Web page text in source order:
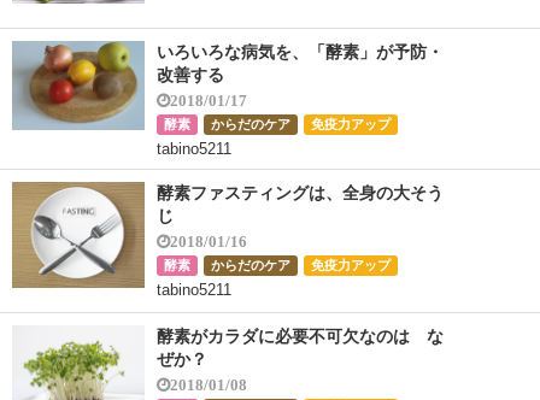
いろいろな病気を、「酵素」が予防・
改善する
2018/01/17
酵素 からだのケア 免疫力アップ
tabino5211
酵素ファスティングは、全身の大そう
じ
2018/01/16
酵素 からだのケア 免疫力アップ
tabino5211
酵素がカラダに必要不可欠なのは な
ぜか？
2018/01/08